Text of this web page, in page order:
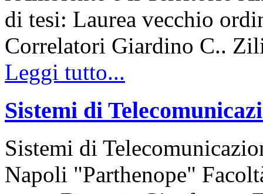
di tesi: Laurea vecchio
Correlatori Giardino C..
Leggi tutto...
Sistemi di
Sistemi di
Napoli "Parthenope"